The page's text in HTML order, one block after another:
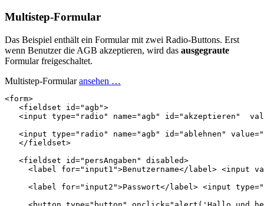
Multistep-Formular
Das Beispiel enthält ein Formular mit zwei Radio-Buttons. Erst
wenn Benutzer die AGB akzeptieren, wird das ausgegraute
Formular freigeschaltet.
Multistep-Formularansehen …
<form>
<fieldset id="agb">
<input type="radio" name="agb" id="akzeptieren"
<input type="radio" name="agb" id="ablehnen" value=
</fieldset>
<fieldset id="persAngaben" disabled>
<label for="input1">Benutzername</ label > <input
<label for="input2">Passwort</ label > <input type=